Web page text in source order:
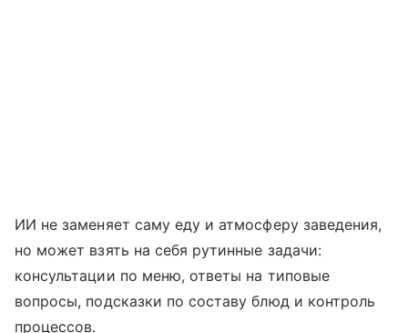
ИИ не заменяет саму еду и атмосферу заведения,
но может взять на себя рутинные задачи:
консультации по меню, ответы на типовые
вопросы, подсказки по составу блюд и контроль
процессов.